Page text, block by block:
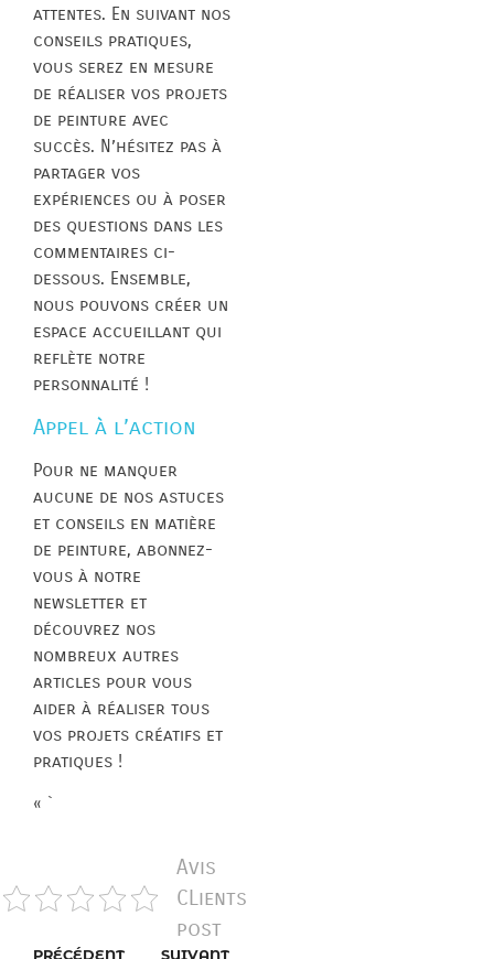
attentes. En suivant nos
conseils pratiques,
vous serez en mesure
de réaliser vos projets
de peinture avec
succès. N’hésitez pas à
partager vos
expériences ou à poser
des questions dans les
commentaires ci-
dessous. Ensemble,
nous pouvons créer un
espace accueillant qui
reflète notre
personnalité !
Appel à l’action
Pour ne manquer
aucune de nos astuces
et conseils en matière
de peinture, abonnez-
vous à notre
newsletter et
découvrez nos
nombreux autres
articles pour vous
aider à réaliser tous
vos projets créatifs et
pratiques !
« `
Avis
CLients
post
PRÉCÉDENT SUIVANT